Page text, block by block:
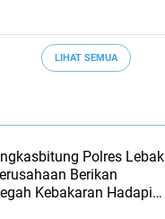
LIHAT SEMUA
Polres Lebak
Berikan
Kebakaran Hadapi